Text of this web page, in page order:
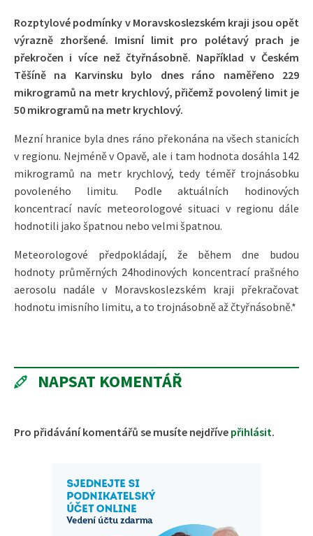
Rozptylové podmínky v Moravskoslezském kraji jsou opět
výrazně zhoršené. Imisní limit pro polétavý prach je
překročen i více než čtyřnásobně. Například v Českém
Těšíně na Karvinsku bylo dnes ráno naměřeno 229
mikrogramů na metr krychlový, přičemž povolený limit je
50 mikrogramů na metr krychlový.
Mezní hranice byla dnes ráno překonána na všech stanicích
v regionu. Nejméně v Opavě, ale i tam hodnota dosáhla 142
mikrogramů na metr krychlový, tedy téměř trojnásobku
povoleného limitu. Podle aktuálních hodinových
koncentrací navíc meteorologové situaci v regionu dále
hodnotili jako špatnou nebo velmi špatnou.
Meteorologové předpokládají, že během dne budou
hodnoty průměrných 24hodinových koncentrací prašného
aerosolu nadále v Moravskoslezském kraji překračovat
hodnotu imisního limitu, a to trojnásobně až čtyřnásobně.*
NAPSAT KOMENTÁŘ
Pro přidávání komentářů se musíte nejdříve přihlásit.